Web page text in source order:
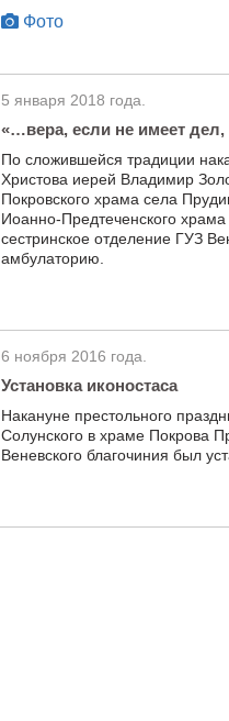
Фото
5 января 2018 года.
«…вера, если не имеет дел,
По сложившейся традиции
Христова иерей Владимир
Покровского храма села
Иоанно-Предтеченского
сестринское отделение ГУЗ
амбулаторию.
6 ноября 2016 года.
Установка иконостаса
Накануне престольного
Солунского в храме Покрова
Веневского благочиния был